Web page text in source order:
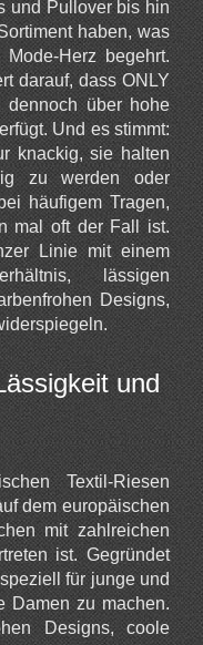
und Pullover bis hin
haben, was
Herz begehrt.
darauf, dass ONLY
dennoch über hohe
Und es stimmt:
knackig, sie halten
zu werden oder
häufigem Tragen,
mal oft der Fall ist.
Linie mit einem
lässigen
Designs,
und
Textil-Riesen
dem europäischen
mit zahlreichen
ist. Gegründet
für junge und
Damen zu machen.
Designs, coole